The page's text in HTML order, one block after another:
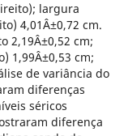
largura
4,01Â±0,72 cm.
2,19Â±0,52 cm;
1,99Â±0,53 cm;
de variância do
diferenças
séricos
diferença